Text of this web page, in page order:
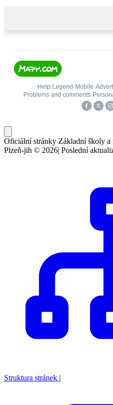
Oficiální stránky Základní školy a
Plzeň-jih © 2026| Poslední
Struktura stránek |